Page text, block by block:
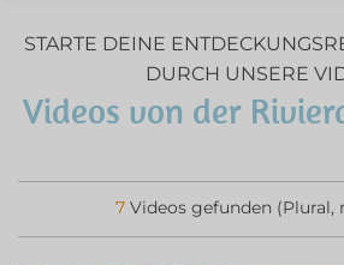
STARTE DEINE
DURCH UNSERE
Videos von der
7Videos gefunden (Plural,